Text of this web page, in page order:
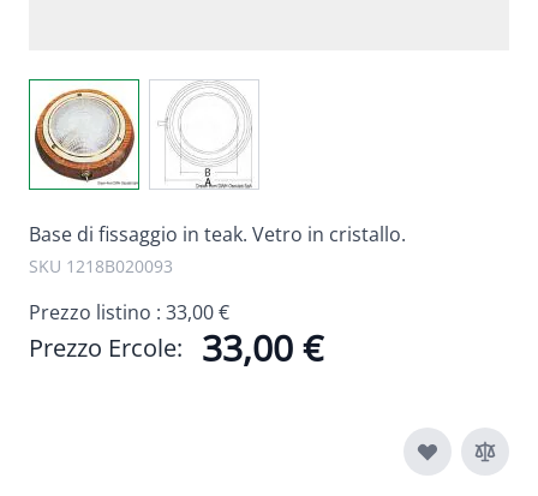
View larger imageView larger image
Base di fissaggio in teak. Vetro in cristallo.
SKU 1218B020093
Prezzo listino : 33,00 €
Prezzo Ercole: 33,00 €